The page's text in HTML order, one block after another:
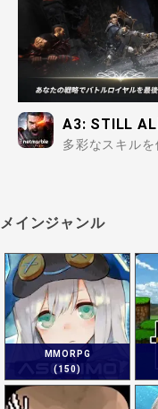
A3: STILL
多彩なスキル
メインジャンル
MMORPG
(150)